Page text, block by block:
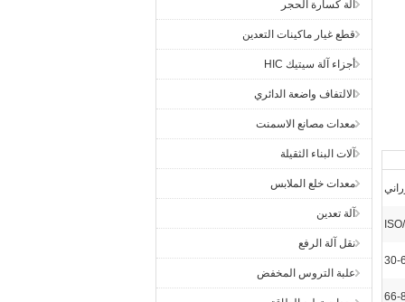
آلة كسارة الحجر
قطع غيار ماكينات التعدين
أجزاء آلة سيتيك HIC
الالتفاف واضعة الدائري
معدات مصانع الاسمنت
آلات البناء الثقيلة
معدات خلع الملابس
آلة تعدين
نقل آلة الرفع
علبة التروس المخفض
30-
66-